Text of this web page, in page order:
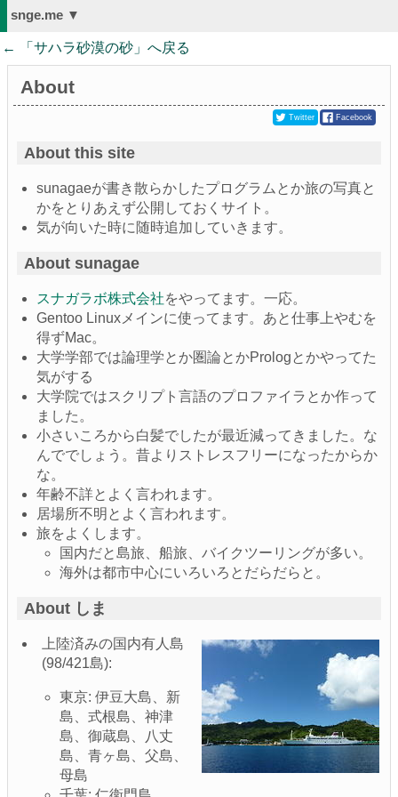
snge.me ▼
← 「 サハラ砂漠の砂 」へ戻る
About
Twitter Facebook
About this site
sunagaeが書き散らかしたプログラムとか旅の写真と
かをとりあえず公開しておくサイト。
気が向いた時に随時追加していきます。
About sunagae
スナガラボ株式会社をやってます。一応。
Gentoo Linuxメインに使ってます。あと仕事上やむを
得ずMac。
大学学部では論理学とか圏論とかPrologとかやってた
気がする
大学院ではスクリプト言語のプロファイラとか作って
ました。
小さいころから白髪でしたが最近減ってきました。な
んででしょう。昔よりストレスフリーになったからか
な。
年齢不詳とよく言われます。
居場所不明とよく言われます。
旅をよくします。
国内だと島旅、船旅、バイクツーリングが多い。
海外は都市中心にいろいろとだらだらと。
About しま
上陸済みの国内有人島
(98/421島):
東京: 伊豆大島、新
島、式根島、神津
島、御蔵島、八丈
島、青ヶ島、父島、
母島